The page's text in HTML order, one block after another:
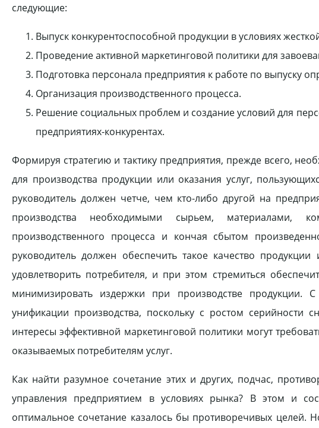
следующие:
Выпуск конкурентоспособной продукции в условиях
Проведение активной маркетинговой политики для
Подготовка персонала предприятия к работе по выпуску
Организация производственного процесса.
Решение социальных проблем и создание условий для
предприятиях-конкурентах.
Формируя стратегию и тактику предприятия, прежде всего,
для производства продукции или оказания услуг,
руководитель должен четче, чем кто-либо другой на
производства необходимыми сырьем, материалами,
производственного процесса и кончая сбытом
руководитель должен обеспечить такое качество
удовлетворить потребителя, и при этом стремиться
минимизировать издержки при производстве продукции.
унификации производства, поскольку с ростом серийности
интересы эффективной маркетинговой политики могут
оказываемых потребителям услуг.
Как найти разумное сочетание этих и других, подчас,
управления предприятием в условиях рынка? В этом и
оптимальное сочетание казалось бы противоречивых